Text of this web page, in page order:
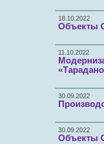
18.10.2022
Объекты
11.10.2022
30.09.2022
30.09.2022
Объекты